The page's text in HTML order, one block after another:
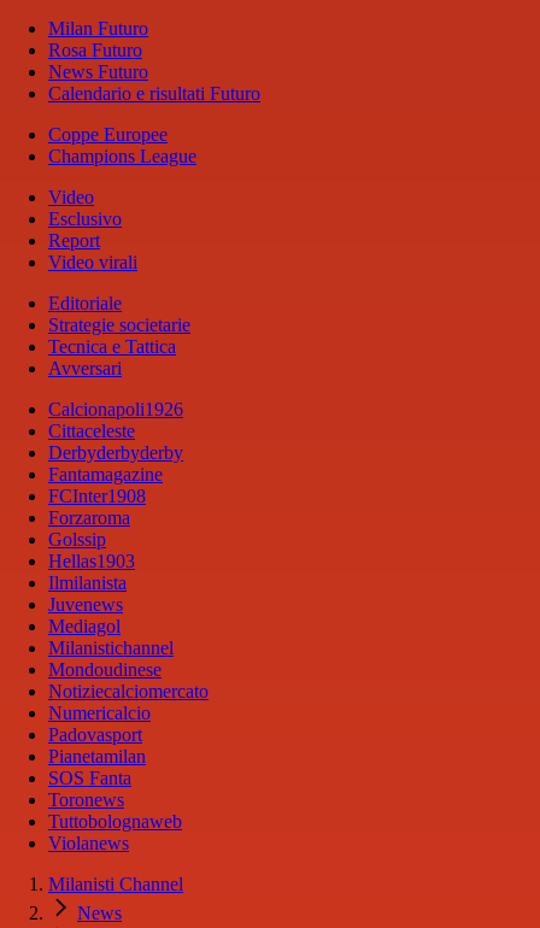
Milan Futuro
Rosa Futuro
News Futuro
Calendario e risultati Futuro
Coppe Europee
Champions League
Video
Esclusivo
Report
Video virali
Editoriale
Strategie societarie
Tecnica e Tattica
Avversari
Calcionapoli1926
Cittaceleste
Derbyderbyderby
Fantamagazine
FCInter1908
Forzaroma
Golssip
Hellas1903
Ilmilanista
Juvenews
Mediagol
Milanistichannel
Mondoudinese
Notiziecalciomercato
Numericalcio
Padovasport
Pianetamilan
SOS Fanta
Toronews
Tuttobolognaweb
Violanews
Milanisti Channel
News